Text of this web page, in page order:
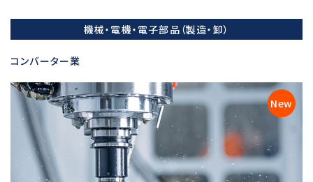
機械・電機・電子部品（製造・卸）
コンバーター業